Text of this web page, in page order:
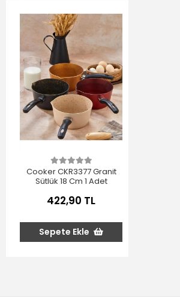
Cooker CKR3377 Granit
Sütlük 18 Cm 1 Adet
422,90 TL
Sepete Ekle